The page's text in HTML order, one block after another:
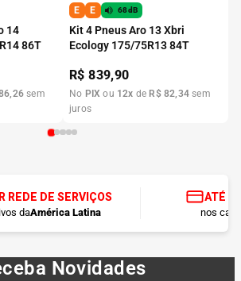
14
86T
,26 sem
E E 68dB
Kit 4 Pneus Aro 13 Xbri
Ecology 175/75R13 84T
R$839,90
No PIX ou 12x de R$ 82,34 sem
juros
REDE DE SERVIÇOS
daAmérica Latina
ATÉ
nos
Novidades